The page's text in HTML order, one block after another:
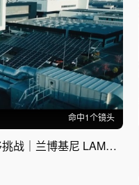
命中1个镜头
漂移模式启动—— 特梅拉罗漂移挑战｜兰博基尼 LAMBORGHINI